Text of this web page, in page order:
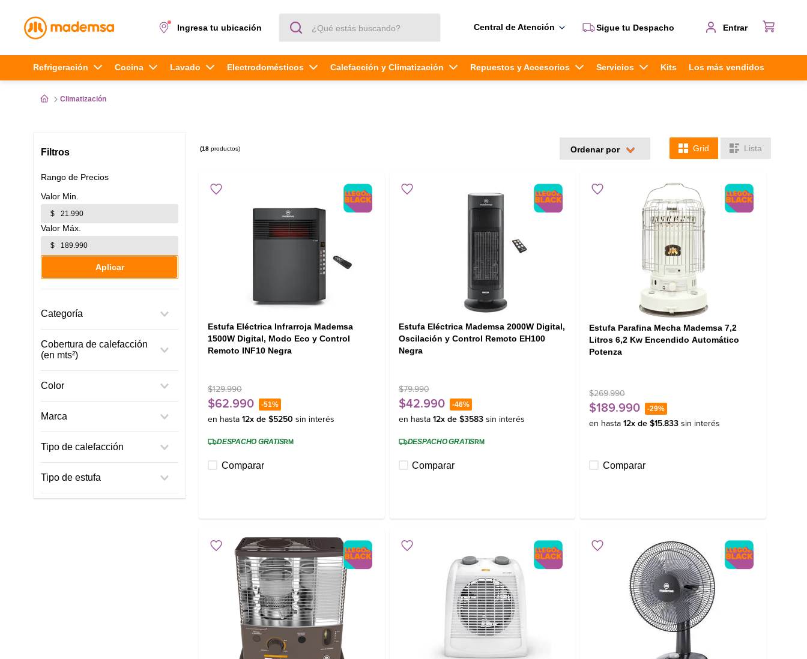
Ingresa tu ubicación
Términos más buscados
. cocina 4 platos
3.
4. secadora
. cocina 5 platos
Central de Atención Sigue tu Despacho Entrar
Refrigeración Cocina Lavado Electrodomésticos Calefacción y Climatización Repuestos y Accesorios Servicios Kits Los más vendidos
Climatización
Filtros
Categoría
Ventiladores
Cobertura de calefacción
(en mts²)
Hasta 25 mts²
Hasta 70 mts²
Hasta 100 mts²
Hasta 110 mts²
Color
Blanco
Blanci
Marca
Tipo de calefacción
Radiación / Convección
Tipo de estufa
Eléctrica
Rango de Precios
$
$
Aplicar
18 productos Grid Lista
Estufa Eléctrica Infrarroja Mademsa
1500W Digital, Modo Eco y Control
Remoto INF10 Negra
$129.990
$62.990 -51%
en hasta 12x de $5250 sin interés
DESPACHO GRATISRM
Comparar
Estufa Eléctrica Mademsa 2000W Digital,
Oscilación y Control Remoto EH100
Negra
$79.990
$42.990 -46%
en hasta 12x de $3583 sin interés
DESPACHO GRATISRM
Comparar
Estufa Parafina Mecha Mademsa 7,2
Litros 6,2 Kw Encendido Automático
Potenza
$269.990
$189.990 -29%
en hasta 12x de $15.833 sin interés
Comparar